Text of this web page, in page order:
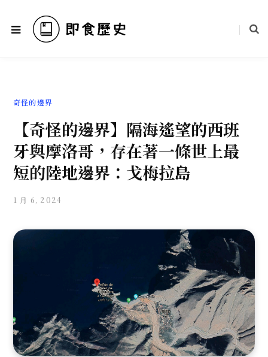
奇怪的邊界
【奇怪的邊界】隔海遙望的西班
牙與摩洛哥，存在著一條世上最
短的陸地邊界：戈梅拉島
1 月 6, 2024